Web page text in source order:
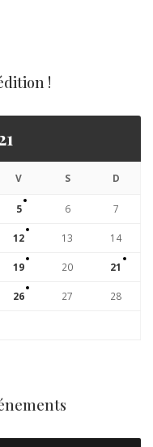
!
V S D
5 6 7
12 13 14
19 20 21
26 27 28